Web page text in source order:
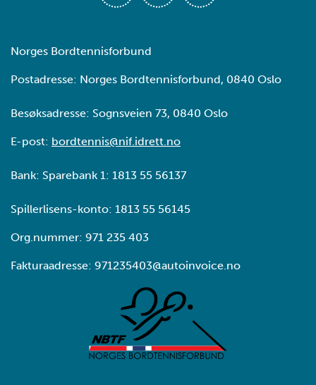
Norges Bordtennisforbund
Postadresse: Norges Bordtennisforbund, 0840 Oslo
Besøksadresse: Sognsveien 73, 0840 Oslo
E-post: bordtennis@nif.idrett.no
Bank: Sparebank 1: 1813 55 56137
Spillerlisens-konto: 1813 55 56145
Org.nummer: 971 235 403
Fakturaadresse: 971235403@autoinvoice.no